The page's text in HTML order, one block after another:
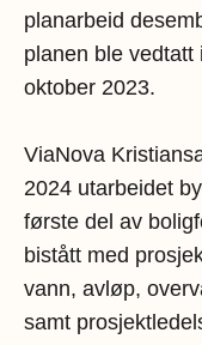
planarbeid
planen ble vedtatt
oktober 2023.
ViaNova
2024 utarbeidet
første del av
bistått med
vann, avløp,
samt